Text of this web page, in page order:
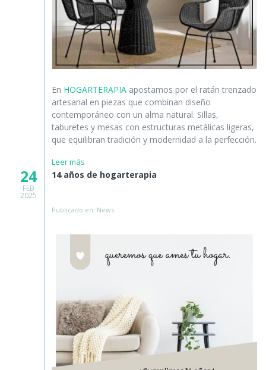
En HOGARTERAPIA apostamos por el ratán trenzado
artesanal en piezas que combinan diseño
contemporáneo con un alma natural. Sillas,
taburetes y mesas con estructuras metálicas ligeras,
que equilibran tradición y modernidad a la perfección.
Leer más
14 años de hogarterapia
24
FEB
2025
Publicado en: News